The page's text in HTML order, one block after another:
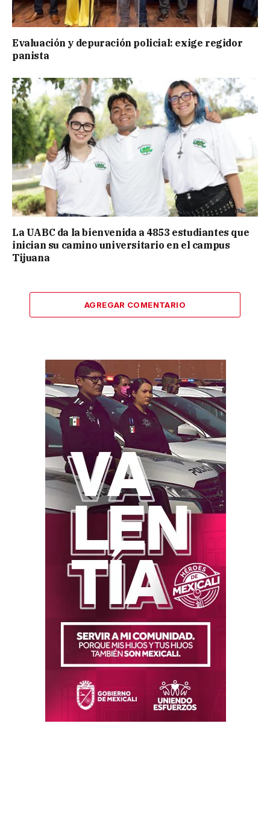
Evaluación y depuración policial: exige regidor
panista
La UABC da la bienvenida a 4853 estudiantes que
inician su camino universitario en el campus
Tijuana
AGREGAR COMENTARIO